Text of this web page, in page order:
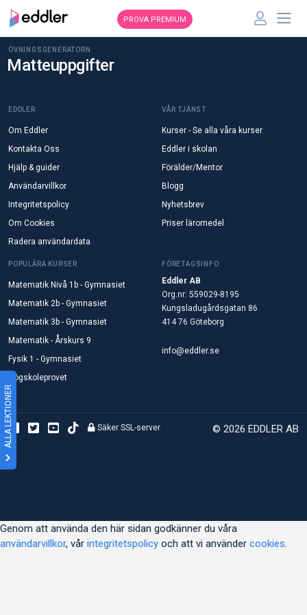
ALLA LEKTIONER
PROVA PREMIUM
ÖVNINGSGENERATORN
Matteuppgifter
EDDLER
Om Eddler
Kontakta Oss
Hjälp & guider
Användarvillkor
Integritetspolicy
Om Cookies
Radera användardata
VÅR TJÄNST
Kurser - Se alla våra kurser
Eddler i skolan
Förälder/Mentor
Blogg
Nyhetsbrev
Priser läromedel
POPULÄRA KURSER
Matematik Nivå 1b - Gymnasiet
Matematik 2b - Gymnasiet
Matematik 3b - Gymnasiet
Matematik - Årskurs 9
Fysik 1 - Gymnasiet
Högskoleprovet
FÖRETAGSINFO
Eddler AB
Org.nr: 559029-8195
Kungsladugårdsgatan 86
414 76 Göteborg
info@eddler.se
© 2026 EDDLER AB
Säker SSL-server
Genom att använda den här sidan godkänner du våra
användarvillkor, vår integritetspolicy och att vi använder cookies.